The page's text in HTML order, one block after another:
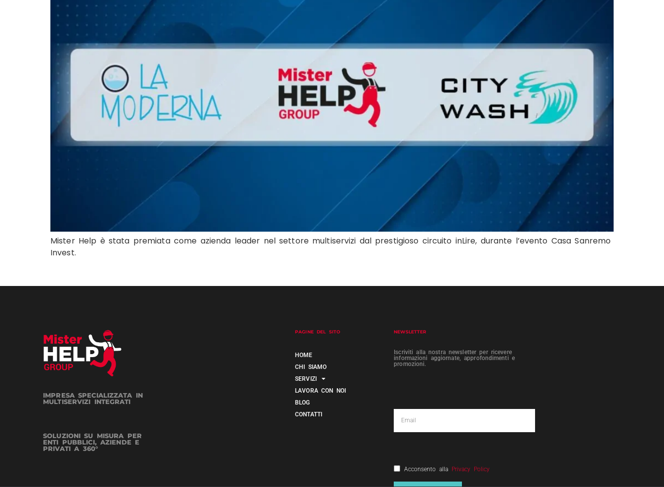
Mister Help è stata premiata come azienda leader nel settore multiservizi dal prestigioso circuito inLire, durante l’evento Casa Sanremo
Invest.
IMPRESA SPECIALIZZATA IN
MULTISERVIZI INTEGRATI
SOLUZIONI SU MISURA PER
ENTI PUBBLICI, AZIENDE E
PRIVATI A 360°
PAGINE DEL SITO
HOME
CHI SIAMO
SERVIZI
LAVORA CON NOI
BLOG
CONTATTI
NEWSLETTER
Iscriviti alla nostra newsletter per ricevere
informazioni aggiornate, approfondimenti e
promozioni.
Acconsento alla Privacy Policy